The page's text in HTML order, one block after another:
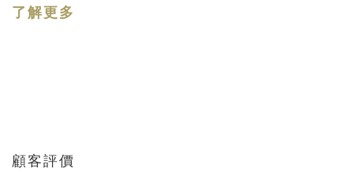
了解更多
顧客評價